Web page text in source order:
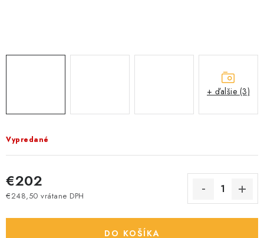
Vypredané
€202
€248,50 vrátane DPH
DO KOŠÍKA
+ ďalšie (3)